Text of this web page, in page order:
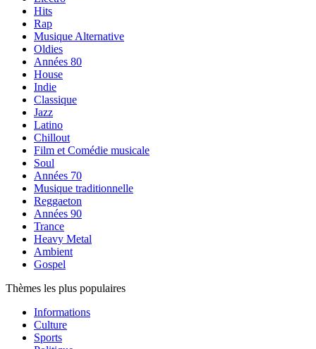
Hits
Rap
Musique Alternative
Oldies
Années 80
House
Indie
Classique
Jazz
Latino
Chillout
Film et Comédie musicale
Soul
Années 70
Musique traditionnelle
Reggaeton
Années 90
Trance
Heavy Metal
Ambient
Gospel
Thèmes les plus populaires
Informations
Culture
Sports